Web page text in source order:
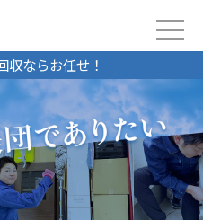
収ならお任せ！